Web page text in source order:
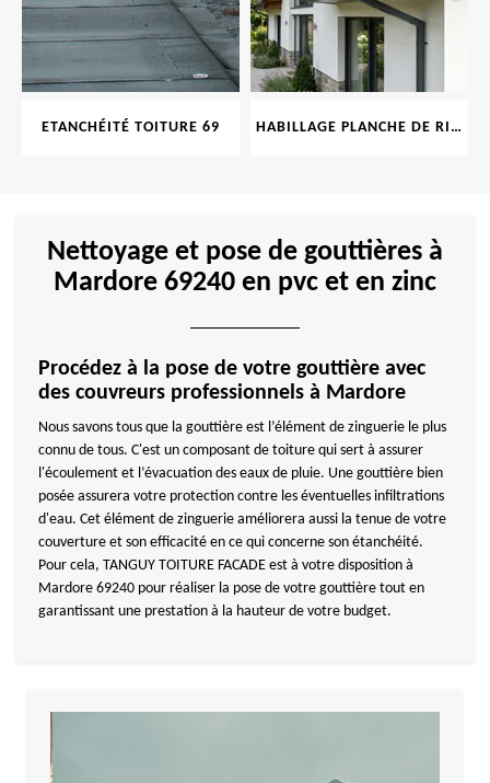
ETANCHÉITÉ TOITURE 69 HABILLAGE PLANCHE DE RIVE 69
Nettoyage et pose de gouttières à
Mardore 69240 en pvc et en zinc
Procédez à la pose de votre gouttière avec
des couvreurs professionnels à Mardore
Nous savons tous que la gouttière est l’élément de zinguerie le plus
connu de tous. C'est un composant de toiture qui sert à assurer
l'écoulement et l’évacuation des eaux de pluie. Une gouttière bien
posée assurera votre protection contre les éventuelles infiltrations
d'eau. Cet élément de zinguerie améliorera aussi la tenue de votre
couverture et son efficacité en ce qui concerne son étanchéité.
Pour cela, TANGUY TOITURE FACADE est à votre disposition à
Mardore 69240 pour réaliser la pose de votre gouttière tout en
garantissant une prestation à la hauteur de votre budget.